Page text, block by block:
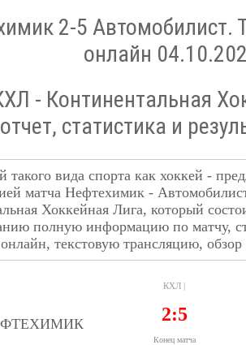
2-5 Автомобилист.
онлайн
- Континентальная
отчет, статистика и
такого вида спорта как хоккей -
матча Нефтехимик -
Хоккейная Лига, который
полную информацию по матчу,
онлайн, текстовую трансляцию,
КХЛ |
2:5
Конец матча